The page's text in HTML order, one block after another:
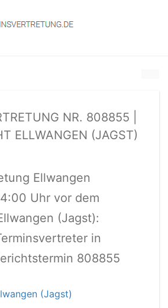
NR. 808855 |
ELLWANGEN (JAGST)
Ellwangen
Uhr vor dem
(Jagst):
in
808855
(Jagst)